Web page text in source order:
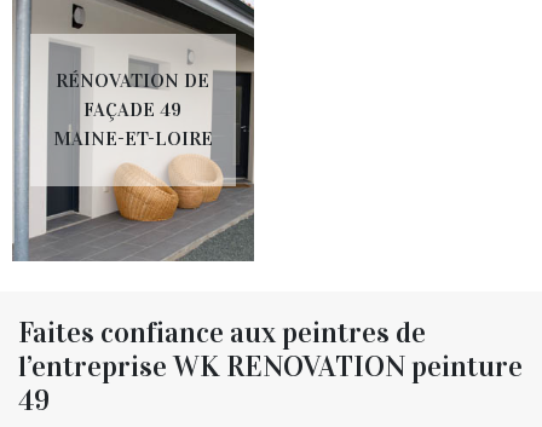
RÉNOVATION DE
FAÇADE 49
MAINE-ET-LOIRE
Faites confiance aux peintres de
l’entreprise WK RENOVATION peinture
49